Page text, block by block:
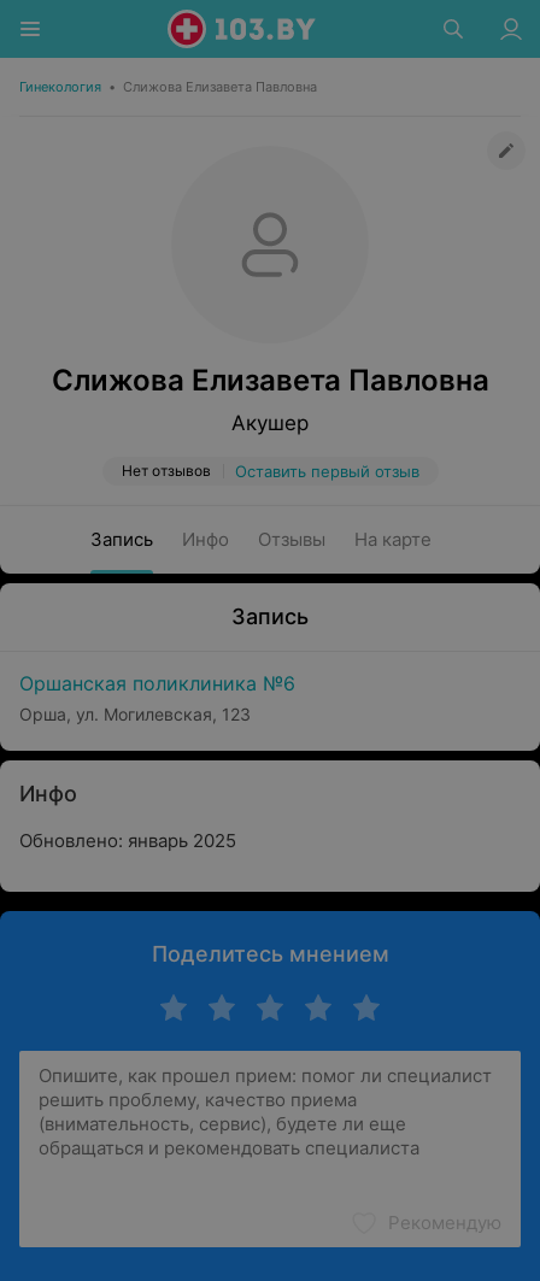
Гинекология • Слижова Елизавета Павловна
Слижова Елизавета Павловна
Акушер
Нет отзывов Оставить первый отзыв
Запись Инфо Отзывы На карте
Запись
Оршанская поликлиника №6
Орша, ул. Могилевская, 123
Инфо
Обновлено: январь 2025
Поделитесь мнением
Рекомендую